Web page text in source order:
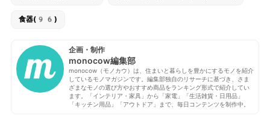
食器(96)
企画・制作
monocow編集部
monocow（モノカウ）は、住まいと暮らしを豊かにするモノを紹介
しているモノマガジンです。編集部独自のリサーチに基づき、さま
ざまなモノの選び方やおすすめ商品をランキング形式で紹介してい
ます。「インテリア・家具」から「家電」「生活雑貨・日用品」
「キッチン用品」「アウトドア」まで、毎日コンテンツを制作中。